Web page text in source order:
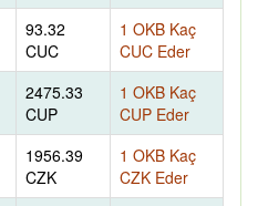
93.32
CUC
1 OKB Kaç
CUC Eder
2475.33
CUP
1 OKB Kaç
CUP Eder
1956.39
CZK
1 OKB Kaç
CZK Eder